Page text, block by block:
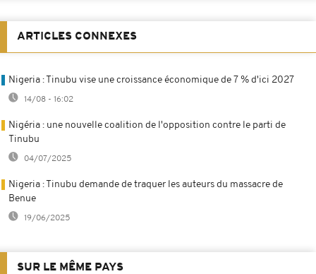
ARTICLES CONNEXES
Nigeria : Tinubu vise une croissance économique de 7 % d'ici 2027
14/08 - 16:02
Nigéria : une nouvelle coalition de l'opposition contre le parti de
Tinubu
04/07/2025
Nigeria : Tinubu demande de traquer les auteurs du massacre de
Benue
19/06/2025
SUR LE MÊME PAYS